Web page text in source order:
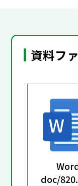
資料フ
doc/